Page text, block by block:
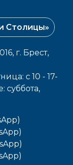
Столицы»
г. Брест,
с 10 - 17-
cуббота,